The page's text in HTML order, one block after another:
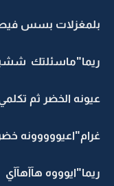
بلمغزلات بسس
ريما"ماسئلتك
عيونه الخضر ثم تكلمي
غرام"اعيووووونه
ريما"ايوووه هآآهآآي